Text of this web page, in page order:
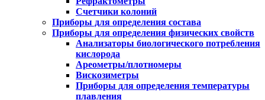
Счетчики колоний
Приборы для определения состава
Приборы для определения физических свойств
Анализаторы биологического потребления
кислорода
Ареометры/плотномеры
Вискозиметры
Приборы для определения температуры
плавления